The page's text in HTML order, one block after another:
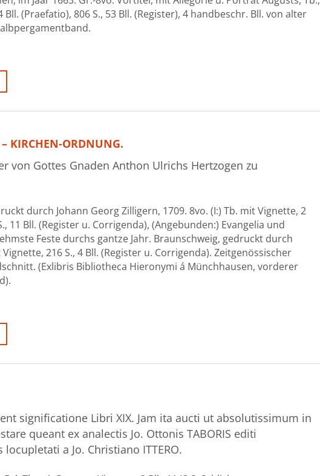
(Praefatio), 806 S., 53 Bll. (Register), 4 handbeschr. Bll. von alter
ORDNUNG.
von Gottes Gnaden Anthon Ulrichs Hertzogen zu
durch Johann Georg Zilligern, 1709. 8vo. (I:) Tb. mit Vignette, 2
11 Bll. (Register u. Corrigenda), (Angebunden:) Evangelia und
Feste durchs gantze Jahr. Braunschweig, gedruckt durch
216 S., 4 Bll. (Register u. Corrigenda). Zeitgenössischer
(Exlibris Bibliotheca Hieronymi á Münchhausen, vorderer
significatione Libri XIX. Jam ita aucti ut absolutissimum in
queant ex analectis Jo. Ottonis TABORIS editi
a Jo. Christiano ITTERO.